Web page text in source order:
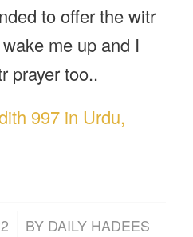
to offer the witr
me up and I
prayer too..
997 in Urdu,
BY DAILY HADEES